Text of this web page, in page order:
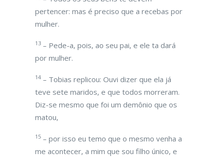
pertencer: mas é preciso que a recebas por
mulher.
13 – Pede-a, pois, ao seu pai, e ele ta dará
por mulher.
14 – Tobias replicou: Ouvi dizer que ela já
teve sete maridos, e que todos morreram.
Diz-se mesmo que foi um demônio que os
matou,
15 – por isso eu temo que o mesmo venha a
me acontecer, a mim que sou filho único, e